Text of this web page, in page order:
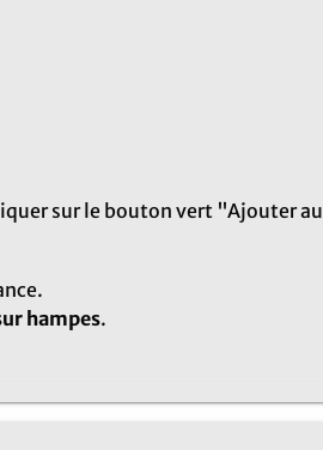
sur le bouton vert "Ajouter au
hampes.